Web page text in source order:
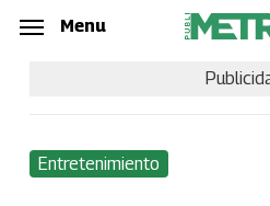
Skip
content
Menu
Entretenimiento
Menu